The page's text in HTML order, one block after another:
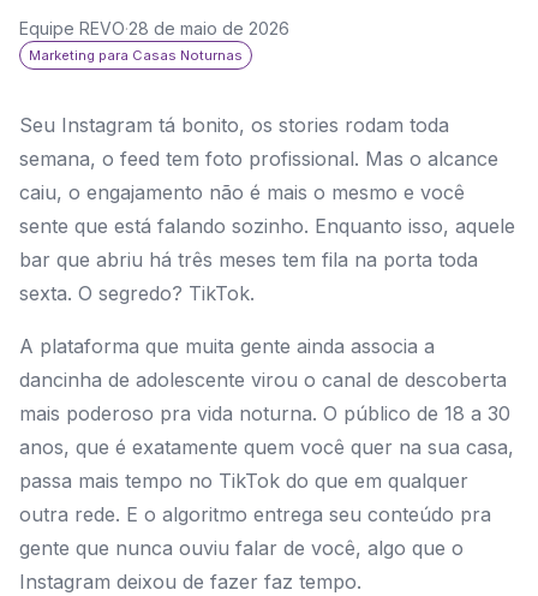
Equipe REVO·28 de maio de 2026
Marketing para Casas Noturnas
Seu Instagram tá bonito, os stories rodam toda
semana, o feed tem foto profissional. Mas o alcance
caiu, o engajamento não é mais o mesmo e você
sente que está falando sozinho. Enquanto isso, aquele
bar que abriu há três meses tem fila na porta toda
sexta. O segredo? TikTok.
A plataforma que muita gente ainda associa a
dancinha de adolescente virou o canal de descoberta
mais poderoso pra vida noturna. O público de 18 a 30
anos, que é exatamente quem você quer na sua casa,
passa mais tempo no TikTok do que em qualquer
outra rede. E o algoritmo entrega seu conteúdo pra
gente que nunca ouviu falar de você, algo que o
Instagram deixou de fazer faz tempo.